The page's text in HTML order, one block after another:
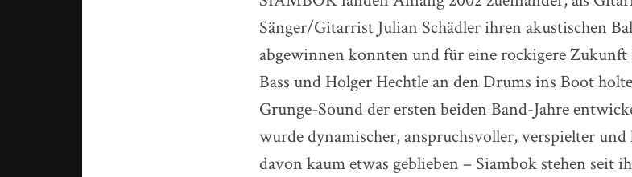
Sänger/Gitarrist Julian Schädler ihren akustischen
abgewinnen konnten und für eine rockigere Zukunft
Bass und Holger Hechtle an den Drums ins Boot
Grunge-Sound der ersten beiden Band-Jahre
wurde dynamischer, anspruchsvoller, verspielter
davon kaum etwas geblieben – Siambok stehen seit